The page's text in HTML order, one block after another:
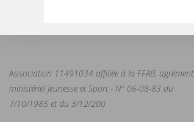
Association 11491034 affiliée à la FFAB, agrément
ministériel Jeunesse et Sport - N° 06-08-83 du
7/10/1985 et du 3/12/200